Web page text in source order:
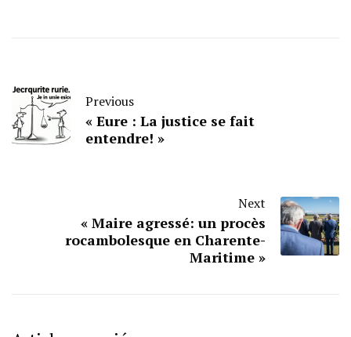
Previous
« Eure : La justice se fait
entendre! »
Next
« Maire agressé: un procès
rocambolesque en Charente-
Maritime »